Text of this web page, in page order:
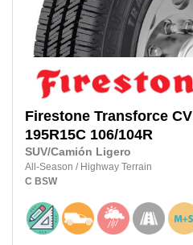
Firestone Transforce CV
195R15C 106/104R
SUV/Camión Ligero
All-Season / Highway Terrain
C BSW